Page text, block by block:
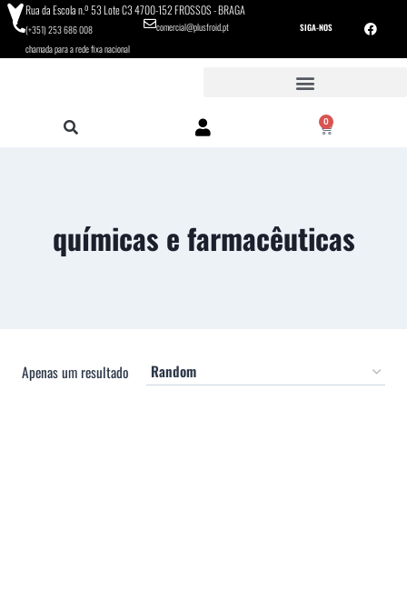
Rua da Escola n.º 53 Lote C3 4700-152 FROSSOS - BRAGA
(+351) 253 686 008
chamada para a rede fixa nacional
comercial@plusfroid.pt SIGA-NOS
0
químicas e farmacêuticas
Apenas um resultado